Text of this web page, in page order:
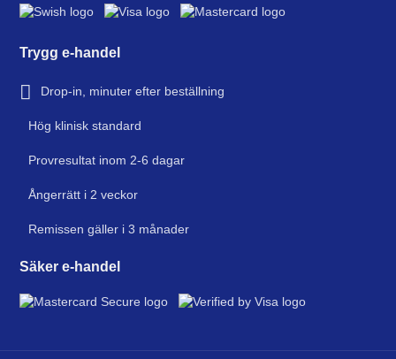
Trygg e-handel
Drop-in, minuter efter beställning
Hög klinisk standard
Provresultat inom 2-6 dagar
Ångerrätt i 2 veckor
Remissen gäller i 3 månader
Säker e-handel